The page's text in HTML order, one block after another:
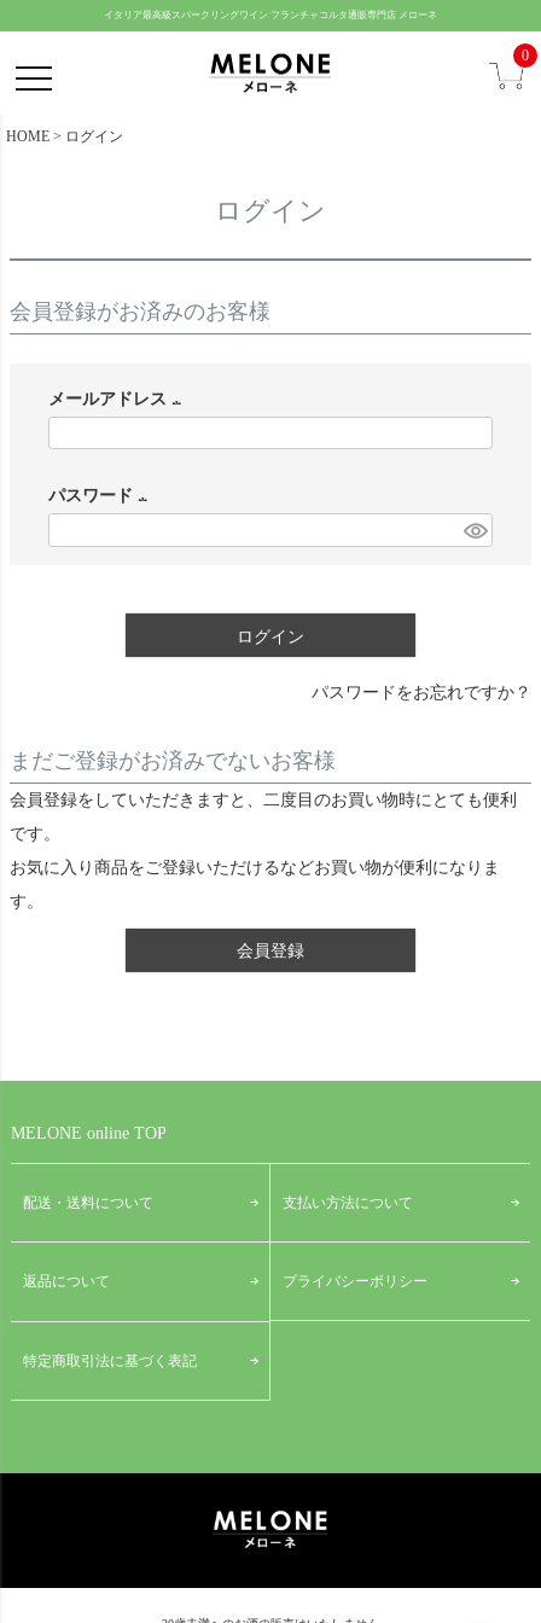
イタリア最高級スパークリングワイン フランチャコルタ通販専門店 メローネ
0
HOME ログイン
ログイン
会員登録がお済みのお客様
メールアドレス
(
須
)
パスワード
須
ログイン
パスワードをお忘れですか？
まだご登録がお済みでないお客様
会員登録をしていただきますと、二度目のお買い物時にとても便利
です。
お気に入り商品をご登録いただけるなどお買い物が便利になりま
す。
会員登録
ジト
ップ
MELONE online TOP
配送・送料について 支払い方法について
返品について プライバシーポリシー
特定商取引法に基づく表記